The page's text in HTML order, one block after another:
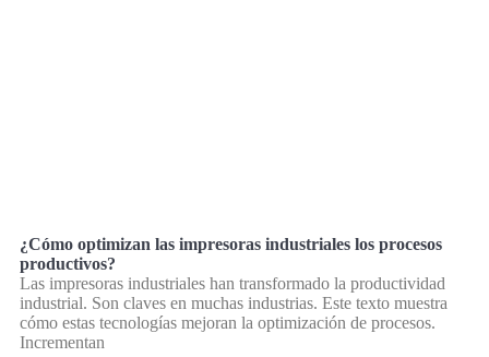
¿Cómo optimizan las impresoras industriales los procesos
productivos?
Las impresoras industriales han transformado la productividad
industrial. Son claves en muchas industrias. Este texto muestra
cómo estas tecnologías mejoran la optimización de procesos.
Incrementan